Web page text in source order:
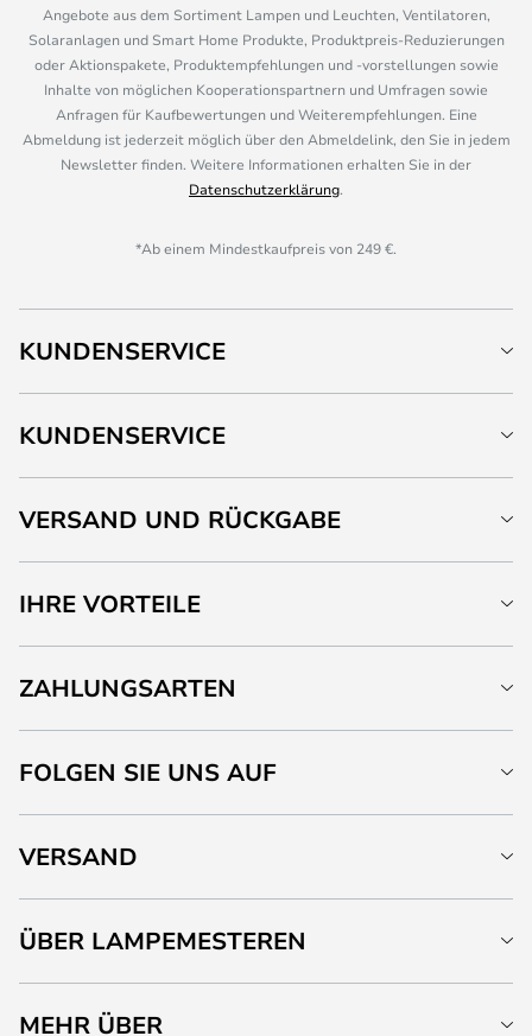
Angebote aus dem Sortiment Lampen und Leuchten, Ventilatoren,
Solaranlagen und Smart Home Produkte, Produktpreis-Reduzierungen
oder Aktionspakete, Produktempfehlungen und -vorstellungen sowie
Inhalte von möglichen Kooperationspartnern und Umfragen sowie
Anfragen für Kaufbewertungen und Weiterempfehlungen. Eine
Abmeldung ist jederzeit möglich über den Abmeldelink, den Sie in jedem
Newsletter finden. Weitere Informationen erhalten Sie in der
Datenschutzerklärung.
*Ab einem Mindestkaufpreis von 249 €.
KUNDENSERVICE
KUNDENSERVICE
VERSAND UND RÜCKGABE
IHRE VORTEILE
ZAHLUNGSARTEN
FOLGEN SIE UNS AUF
VERSAND
ÜBER LAMPEMESTEREN
MEHR ÜBER